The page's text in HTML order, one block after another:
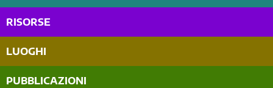
RISORSE
LUOGHI
PUBBLICAZIONI